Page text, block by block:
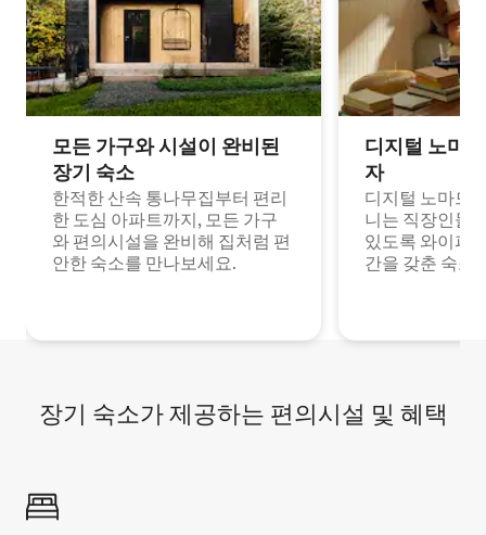
모든 가구와 시설이 완비된
장기 숙소
한적한 산속 통나무집부터 편리
한 도심 아파트까지, 모든 가구
와 편의시설을 완비해 집처럼 편
안한 숙소를 만나보세요.
디지털 노마
자
디지털 노마드
니는 직장인들
있도록 와이파
간을 갖춘 숙소
장기 숙소가 제공하는 편의시설 및 혜택